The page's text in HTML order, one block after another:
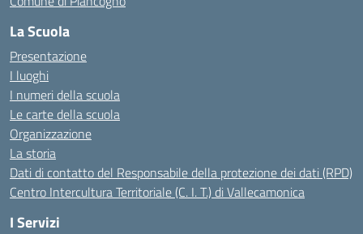
La Scuola
Presentazione
I luoghi
I numeri della scuola
Le carte della scuola
Organizzazione
La storia
Dati di contatto del Responsabile della protezione dei dati (RPD)
Centro Intercultura Territoriale (C. I. T.) di Vallecamonica
I Servizi